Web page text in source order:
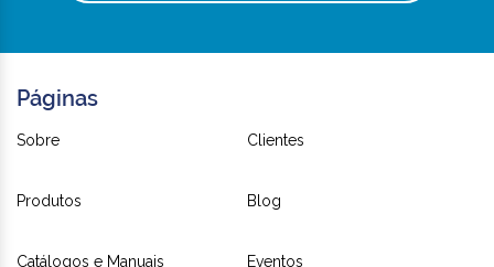
Páginas
Sobre Clientes
Produtos Blog
Catálogos e Manuais Eventos